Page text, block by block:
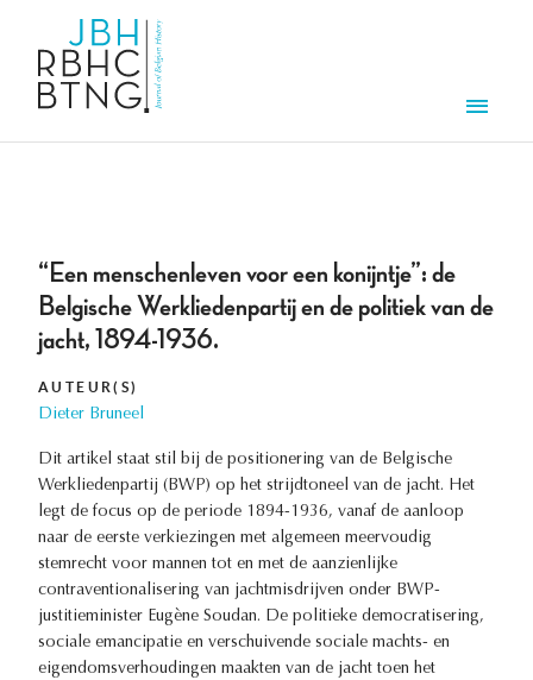
“Een menschenleven voor een konijntje”: de
Belgische Werkliedenpartij en de politiek van de
jacht, 1894-1936.
AUTEUR(S)
Dieter Bruneel
Dit artikel staat stil bij de positionering van de Belgische
Werkliedenpartij (BWP) op het strijdtoneel van de jacht. Het
legt de focus op de periode 1894-1936, vanaf de aanloop
naar de eerste verkiezingen met algemeen meervoudig
stemrecht voor mannen tot en met de aanzienlijke
contraventionalisering van jachtmisdrijven onder BWP-
justitieminister Eugène Soudan. De politieke democratisering,
sociale emancipatie en verschuivende sociale machts- en
eigendomsverhoudingen maakten van de jacht toen het